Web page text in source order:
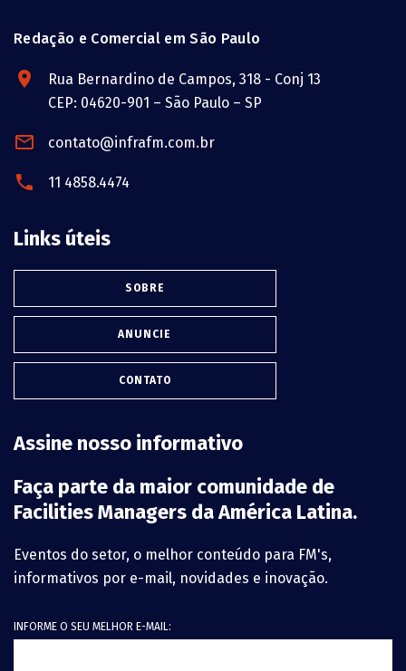
Redação e Comercial em São Paulo
Rua Bernardino de Campos, 318 - Conj 13
CEP: 04620-901 – São Paulo – SP
contato@infrafm.com.br
11 4858.4474
Links úteis
SOBRE
ANUNCIE
CONTATO
Assine nosso informativo
Faça parte da maior comunidade de
Facilities Managers da América Latina.
Eventos do setor, o melhor conteúdo para FM's,
informativos por e-mail, novidades e inovação.
INFORME O SEU MELHOR E-MAIL: